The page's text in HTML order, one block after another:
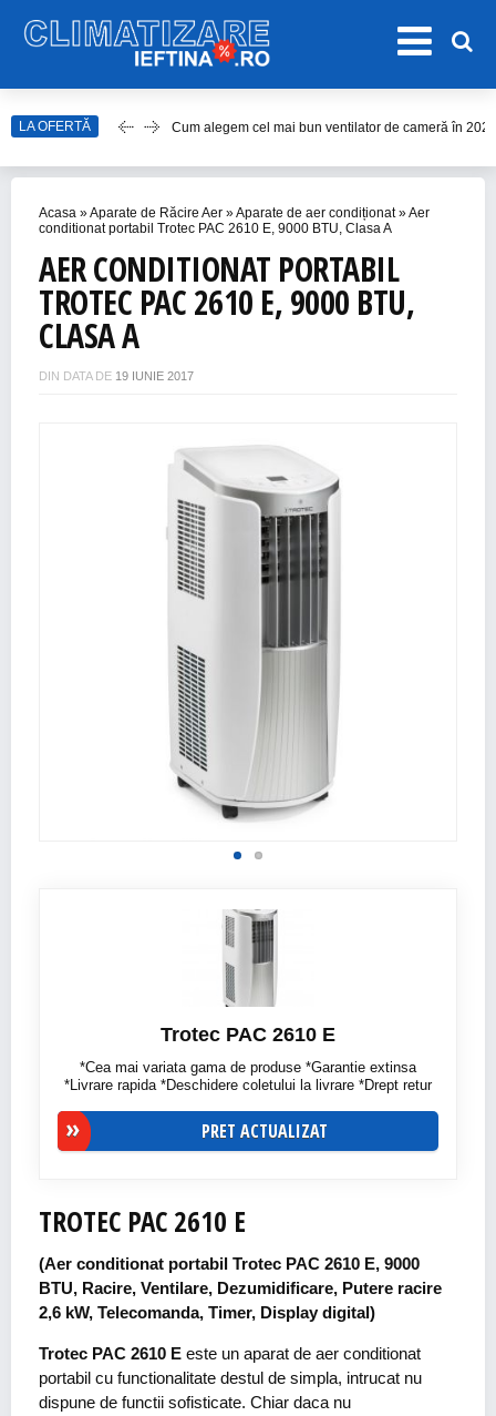
LA OFERTĂ
Top Aparate de Aer Condiționat Ieftine pentru Vară
Top 10 Aparate de Aer Condiționat Portabile fără
Acasa »Aparate de Răcire Aer »Aparate de aer condiționat»Aer
conditionat portabil Trotec PAC 2610 E, 9000 BTU, Clasa A
AER CONDITIONAT PORTABIL
TROTEC PAC 2610 E, 9000 BTU,
CLASA A
DIN DATA DE 19 IUNIE 2017
Trotec PAC 2610 E
*Cea mai variata gama de produse *Garantie extinsa
*Livrare rapida *Deschidere coletului la livrare *Drept retur
PRET ACTUALIZAT
TROTEC PAC 2610 E
(Aer conditionat portabil Trotec PAC 2610 E, 9000
BTU, Racire, Ventilare, Dezumidificare, Putere racire
2,6 kW, Telecomanda, Timer, Display digital)
Trotec PAC 2610 E este un aparat de aer conditionat
portabil cu functionalitate destul de simpla, intrucat nu
dispune de functii sofisticate. Chiar daca nu